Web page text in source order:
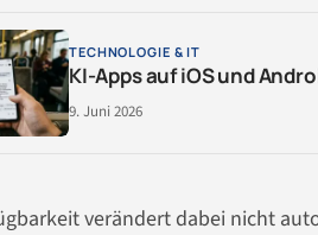
TECHNOLOGIE & IT
KI-Apps auf iOS und
9. Juni 2026
verändert dabei nicht